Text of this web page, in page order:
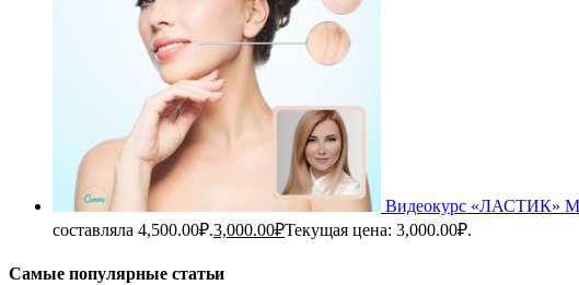
Видеокурс «ЛАСТИК»
составляла 4,500.00₽.3,000.00₽Текущая цена: 3,000.00₽.
Самые популярные статьи